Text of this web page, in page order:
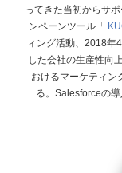
ってきた当初からサ
ンペーンツール「
ィング活動、2018年
した会社の生産性向
おけるマーケティン
る。Salesforceの